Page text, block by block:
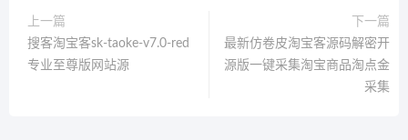
上一篇
搜客淘宝客sk-taoke-v7.0-red
专业至尊版网站源
下一篇
最新仿卷皮淘宝客源码解密开
源版一键采集淘宝商品淘点金
采集